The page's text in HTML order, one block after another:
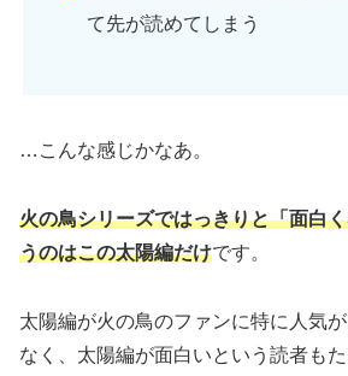
て先が読めてしまう
…こんな感じかなあ。
火の鳥シリーズではっきりと「面白
うのはこの太陽編だけです。
太陽編が火の鳥のファンに特に人気
なく、太陽編が面白いという読者も